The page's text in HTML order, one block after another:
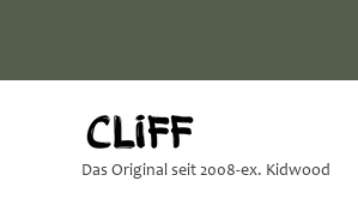
Das Original seit 2008-ex. Kidwood